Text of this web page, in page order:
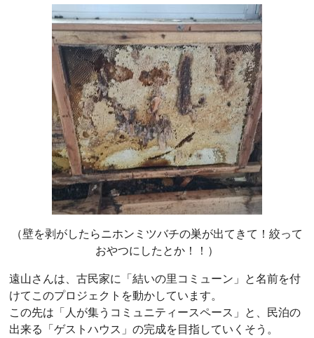
（壁を剥がしたらニホンミツバチの巣が出てきて！絞って
おやつにしたとか！！）
遠山さんは、古民家に「結いの里コミューン」と名前を付
けてこのプロジェクトを動かしています。
この先は「人が集うコミュニティースペース」と、民泊の
出来る「ゲストハウス」の完成を目指していくそう。